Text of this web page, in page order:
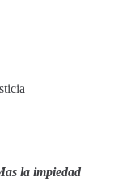
la impiedad